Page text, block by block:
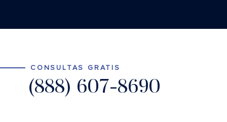
CONSULTAS GRATIS
(888) 607-8690